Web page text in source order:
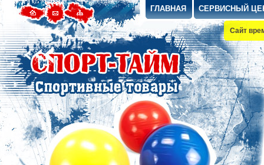
ГЛАВНАЯ СЕРВИСНЫЙ
Сайт